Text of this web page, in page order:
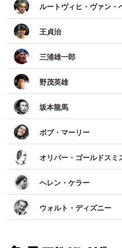
ルートヴィヒ・ヴァン・
王貞治
三浦雄一郎
野茂英雄
坂本龍馬
ボブ・マーリー
オリバー・ゴールドスミ
ヘレン・ケラー
ウォルト・ディズニー